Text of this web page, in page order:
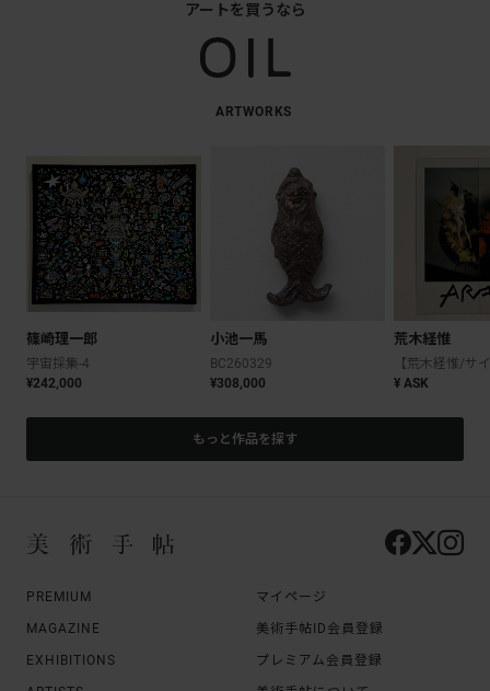
アートを買うなら
ARTWORKS
篠崎理一郎
宇宙採集-4
¥242,000
小池一馬
BC260329
¥308,000
荒木経惟
¥ ASK
もっと作品を探す
PREMIUM
MAGAZINE
EXHIBITIONS
マイページ
美術手帖ID会員登録
プレミアム会員登録